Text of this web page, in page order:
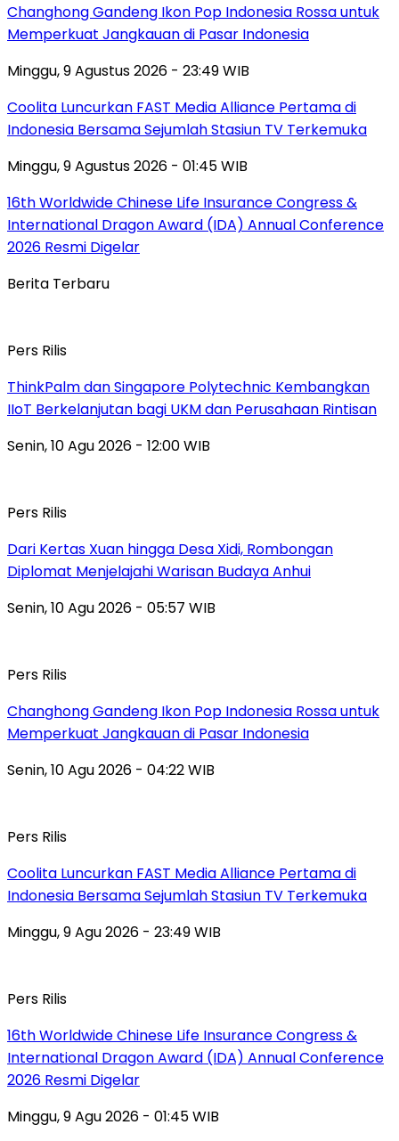
Changhong Gandeng Ikon Pop Indonesia Rossa untuk
Memperkuat Jangkauan di Pasar Indonesia
Minggu, 9 Agustus 2026 - 23:49 WIB
Coolita Luncurkan FAST Media Alliance Pertama di
Indonesia Bersama Sejumlah Stasiun TV Terkemuka
Minggu, 9 Agustus 2026 - 01:45 WIB
16th Worldwide Chinese Life Insurance Congress &
International Dragon Award (IDA) Annual Conference
2026 Resmi Digelar
Berita Terbaru
Pers Rilis
ThinkPalm dan Singapore Polytechnic Kembangkan
IIoT Berkelanjutan bagi UKM dan Perusahaan Rintisan
Senin, 10 Agu 2026 - 12:00 WIB
Pers Rilis
Dari Kertas Xuan hingga Desa Xidi, Rombongan
Diplomat Menjelajahi Warisan Budaya Anhui
Senin, 10 Agu 2026 - 05:57 WIB
Pers Rilis
Changhong Gandeng Ikon Pop Indonesia Rossa untuk
Memperkuat Jangkauan di Pasar Indonesia
Senin, 10 Agu 2026 - 04:22 WIB
Pers Rilis
Coolita Luncurkan FAST Media Alliance Pertama di
Indonesia Bersama Sejumlah Stasiun TV Terkemuka
Minggu, 9 Agu 2026 - 23:49 WIB
Pers Rilis
16th Worldwide Chinese Life Insurance Congress &
International Dragon Award (IDA) Annual Conference
2026 Resmi Digelar
Minggu, 9 Agu 2026 - 01:45 WIB